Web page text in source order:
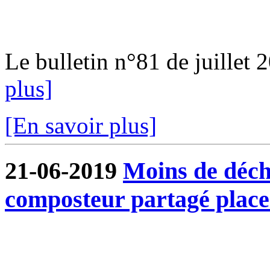
Le bulletin n°81 de juillet
plus]
[En savoir plus]
21-06-2019 Moins de
composteur partagé